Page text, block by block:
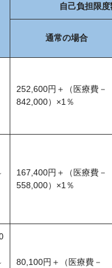
自己負担限度
通常の場合
252,600円＋（医療費－
842,000）×1％
167,400円＋（医療費－
558,000）×1％
80,100円＋（医療費－